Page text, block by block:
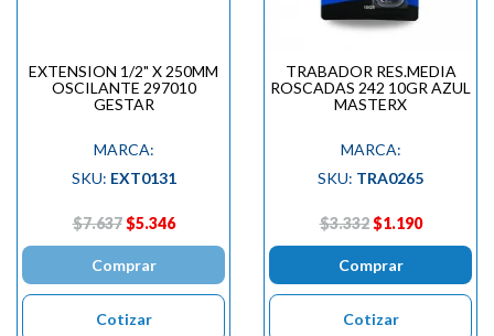
EXTENSION 1/2" X 250MM
OSCILANTE 297010
GESTAR
MARCA:
SKU: EXT0131
$7.637 $5.346
Comprar
Cotizar
TRABADOR RES.MEDIA
ROSCADAS 242 10GR AZUL
MASTERX
MARCA:
SKU: TRA0265
$3.332 $1.190
Comprar
Cotizar